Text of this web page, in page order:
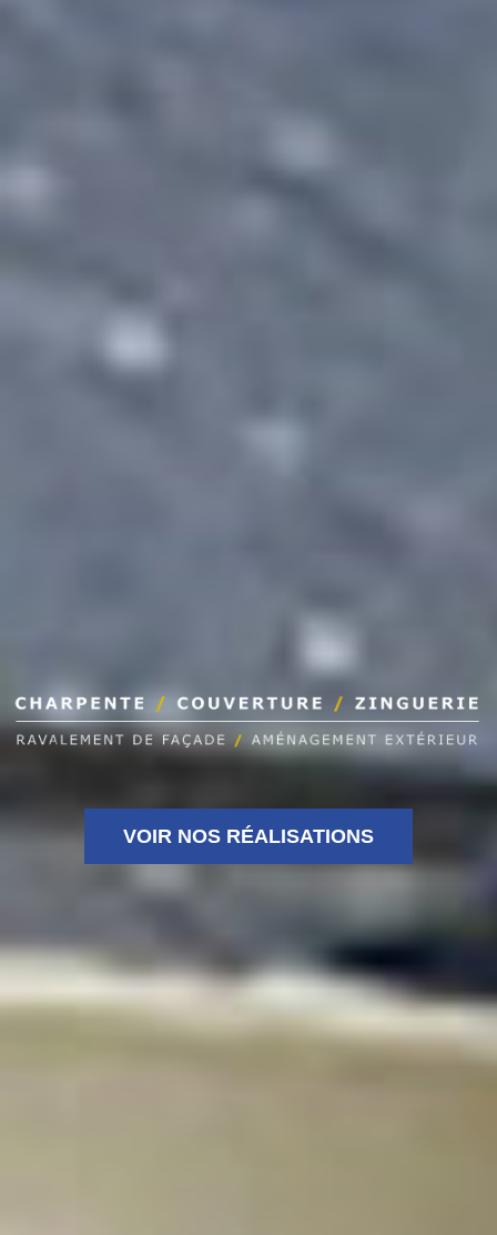
VOIR NOS RÉALISATIONS